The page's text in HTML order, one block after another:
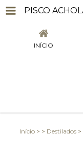
INÍCIO
Início > > Destilados >